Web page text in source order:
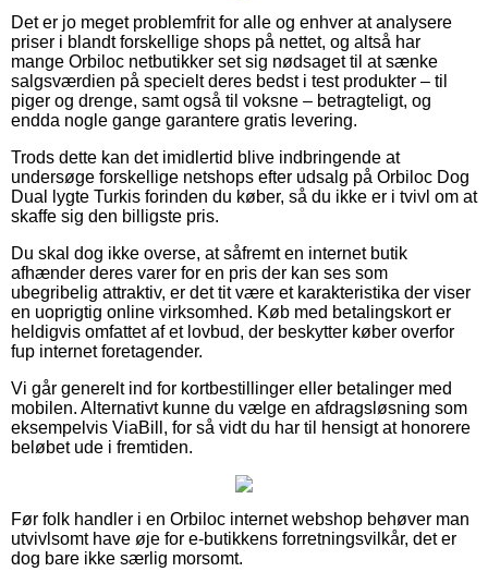
Det er jo meget problemfrit for alle og enhver at analysere
priser i blandt forskellige shops på nettet, og altså har
mange Orbiloc netbutikker set sig nødsaget til at sænke
salgsværdien på specielt deres bedst i test produkter – til
piger og drenge, samt også til voksne – betragteligt, og
endda nogle gange garantere gratis levering.
Trods dette kan det imidlertid blive indbringende at
undersøge forskellige netshops efter udsalg på Orbiloc Dog
Dual lygte Turkis forinden du køber, så du ikke er i tvivl om at
skaffe sig den billigste pris.
Du skal dog ikke overse, at såfremt en internet butik
afhænder deres varer for en pris der kan ses som
ubegribelig attraktiv, er det tit være et karakteristika der viser
en uoprigtig online virksomhed. Køb med betalingskort er
heldigvis omfattet af et lovbud, der beskytter køber overfor
fup internet foretagender.
Vi går generelt ind for kortbestillinger eller betalinger med
mobilen. Alternativt kunne du vælge en afdragsløsning som
eksempelvis ViaBill, for så vidt du har til hensigt at honorere
beløbet ude i fremtiden.
Før folk handler i en Orbiloc internet webshop behøver man
utvivlsomt have øje for e-butikkens forretningsvilkår, det er
dog bare ikke særlig morsomt.